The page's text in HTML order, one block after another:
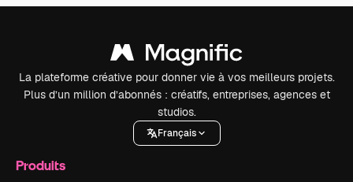
La plateforme créative pour donner vie à vos meilleurs projets.
Plus d’un million d’abonnés : créatifs, entreprises, agences et
studios.
Français
Produits